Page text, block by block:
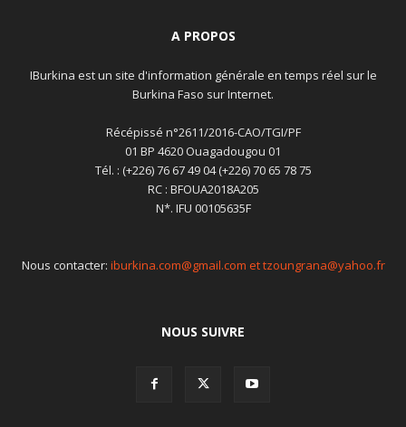
A PROPOS
IBurkina est un site d'information générale en temps réel sur le
Burkina Faso sur Internet.
Récépissé n°2611/2016-CAO/TGI/PF
01 BP 4620 Ouagadougou 01
Tél. : (+226) 76 67 49 04 (+226) 70 65 78 75
RC : BFOUA2018A205
N*. IFU 00105635F
Nous contacter: iburkina.com@gmail.com et tzoungrana@yahoo.fr
NOUS SUIVRE